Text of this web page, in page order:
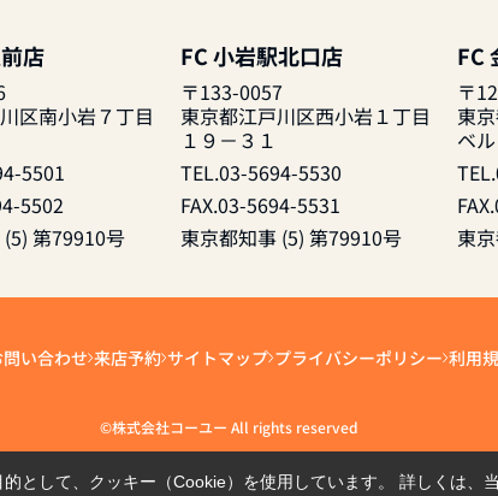
店
区南小岩７丁目
5501
5502
第79910号
FC 小岩駅北口店
〒133-0057
東京都江戸川区西小岩１丁目
１９－３１
TEL.03-5694-5530
FAX.03-5694-5531
東京都知事 (5) 第79910号
FC
〒
東
ベ
東
問い合わせ 来店予約 サイトマップ プライバシーポリシー 利用
©株式会社コーユー All rights reserved
として、クッキー（Cookie）を使用しています。 詳しくは、